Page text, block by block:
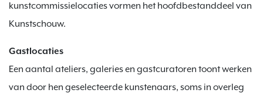
kunstcommissielocaties vormen het hoofdbestanddeel van
Kunstschouw.
Gastlocaties
Een aantal ateliers, galeries en gastcuratoren toont werken
van door hen geselecteerde kunstenaars, soms in overleg